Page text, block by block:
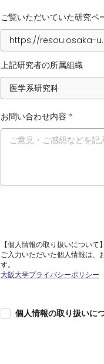
ご覧いただいていた研究ペ
上記研究者の所属組織
お問い合わせ内容 *
【個人情報の取り扱いについて】
ご入力いただいた個人情報は、
す。
大阪大学プライバシーポリシー
個人情報の取り扱いに